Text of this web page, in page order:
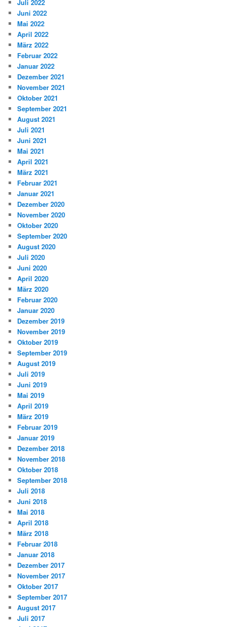
Juli 2022
Juni 2022
Mai 2022
April 2022
März 2022
Februar 2022
Januar 2022
Dezember 2021
November 2021
Oktober 2021
September 2021
August 2021
Juli 2021
Juni 2021
Mai 2021
April 2021
März 2021
Februar 2021
Januar 2021
Dezember 2020
November 2020
Oktober 2020
September 2020
August 2020
Juli 2020
Juni 2020
April 2020
März 2020
Februar 2020
Januar 2020
Dezember 2019
November 2019
Oktober 2019
September 2019
August 2019
Juli 2019
Juni 2019
Mai 2019
April 2019
März 2019
Februar 2019
Januar 2019
Dezember 2018
November 2018
Oktober 2018
September 2018
Juli 2018
Juni 2018
Mai 2018
April 2018
März 2018
Februar 2018
Januar 2018
Dezember 2017
November 2017
Oktober 2017
September 2017
August 2017
Juli 2017